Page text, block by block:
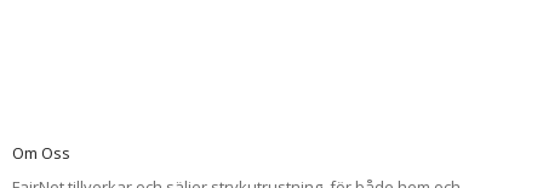
Om Oss